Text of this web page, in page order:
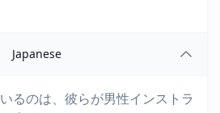
Japanese
るのは、彼らが男性インストラ